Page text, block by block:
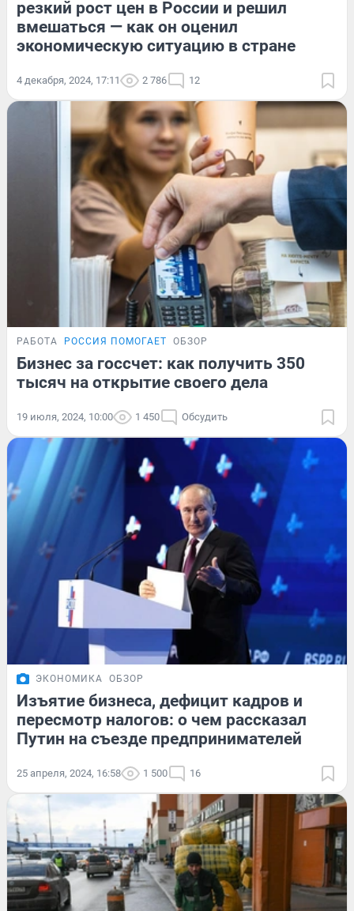
резкий рост цен в России и решил
вмешаться — как он оценил
экономическую ситуацию в стране
4 декабря, 2024, 17:11 2 786 12
РАБОТА РОССИЯ ПОМОГАЕТ ОБЗОР
Бизнес за госсчет: как получить 350
тысяч на открытие своего дела
19 июля, 2024, 10:00 1 450 Обсудить
ЭКОНОМИКА ОБЗОР
Изъятие бизнеса, дефицит кадров и
пересмотр налогов: о чем рассказал
Путин на съезде предпринимателей
25 апреля, 2024, 16:58 1 500 16